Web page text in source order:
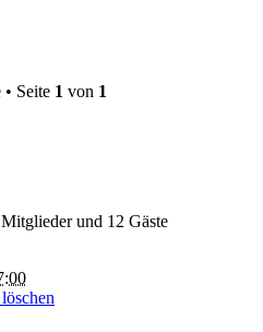
Seite 1 von 1
und 12 Gäste